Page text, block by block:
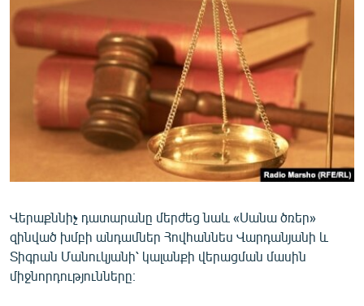
ՏԱՐԱԾԱՇՐՋԱՆ
ՄԻՋԱԶԳԱՅԻՆ
ՄՇԱԿՈՒՅԹ
ՍՊՈՐՏ
ՄԵԿՆԱԲԱՆՈՒԹՅՈՒՆ
ՏՏ ԵՒ ԻՆՏԵՐՆԵՏ
ԱՐԽԻՎ
ՏԵՍԱՆՅՈՒԹԵՐ
ԲԱՆԱՎԵՃ
Վերաքննիչ դատարանը մերժեց նաև «Սանա ծռեր»
զինված խմբի անդամներ Հովհաննես Վարդանյանի և
Տիգրան Մանուկյանի՝ կալանքի վերացման մասին
միջնորդությունները։